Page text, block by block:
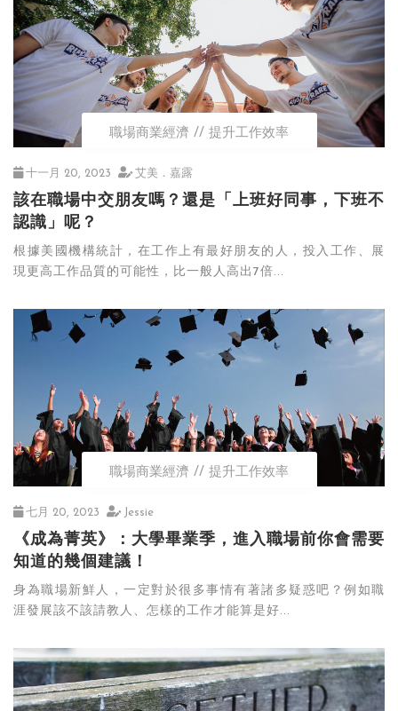
職場商業經濟 提升工作效率
十一月 20, 2023 艾美．嘉露
該在職場中交朋友嗎？還是「上班好同事，下班不
認識」呢？
根據美國機構統計，在工作上有最好朋友的人，投入工作、展
現更高工作品質的可能性，比一般人高出7倍...
職場商業經濟 提升工作效率
七月 20, 2023 Jessie
《成為菁英》：大學畢業季，進入職場前你會需要
知道的幾個建議！
身為職場新鮮人，一定對於很多事情有著諸多疑惑吧？例如職
涯發展該不該請教人、怎樣的工作才能算是好...